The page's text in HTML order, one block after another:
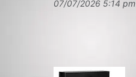
07/07/2026 5:14 pm